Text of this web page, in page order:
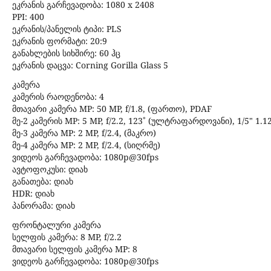
ეკრანის გარჩევადობა: 1080 x 2408
PPI: 400
ეკრანის/პანელის ტიპი: PLS
ეკრანის ფორმატი: 20:9
განახლების სიხშირე: 60 ჰც
ეკრანის დაცვა: Corning Gorilla Glass 5
კამერა
კამერის რაოდენობა: 4
მთავარი კამერა MP: 50 MP, f/1.8, (ფართო), PDAF
მე-2 კამერის MP: 5 MP, f/2.2, 123˚ (ულტრაფარდოვანი), 1/5"
მე-3 კამერა MP: 2 MP, f/2.4, (მაკრო)
მე-4 კამერა MP: 2 MP, f/2.4, (სიღრმე)
ვიდეოს გარჩევადობა: 1080p@30fps
ავტოფოკუსი: დიახ
განათება: დიახ
HDR: დიახ
პანორამა: დიახ
ფრონტალური კამერა
სელფის კამერა: 8 MP, f/2.2
მთავარი სელფის კამერა MP: 8
ვიდეოს გარჩევადობა: 1080p@30fps